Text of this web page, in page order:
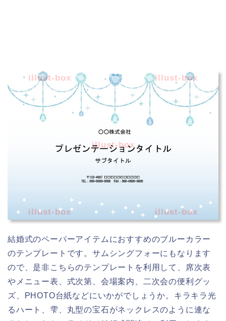
illust-box
illust-box illust-box
illust-box illust-box
結婚式のペーパーアイテムにおすすめのブルーカラー
のテンプレートです。サムシングフォーにもなります
ので、是非こちらのテンプレートを利用して、席次表
やメニュー表、式次第、会場案内、二次会の便利グッ
ズ、PHOTO台紙などにいかがでしょうか。キラキラ光
るハート、雫、丸型の宝石がネックレスのように連な